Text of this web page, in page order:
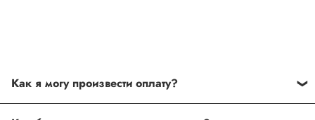
Как я могу произвести оплату?